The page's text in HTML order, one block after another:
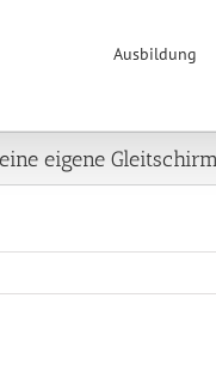
Ausbildung
eigene